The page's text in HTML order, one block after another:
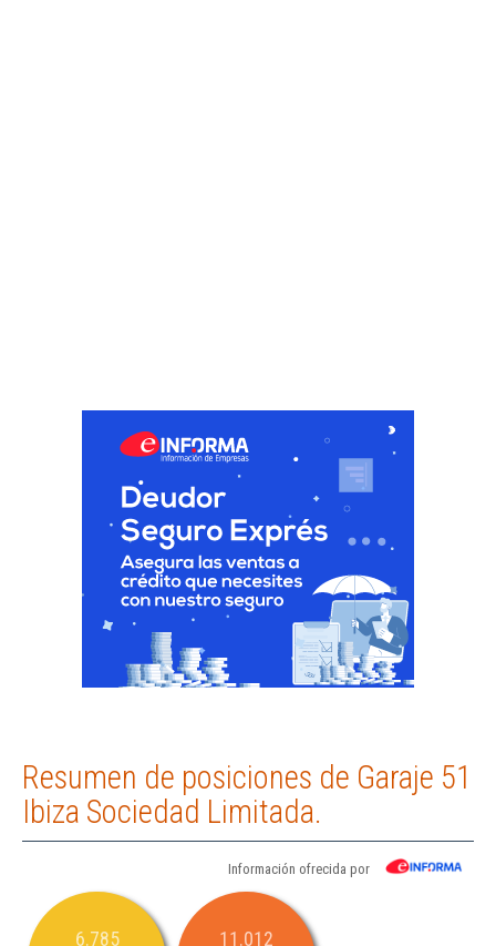
Resumen de posiciones de Garaje 51
Ibiza Sociedad Limitada.
Información ofrecida por
6.785 11.012